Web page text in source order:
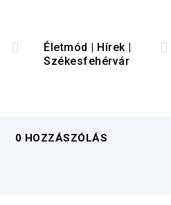
 Életmód | Hírek|
Székesfehérvár

0 HOZZÁSZÓLÁS